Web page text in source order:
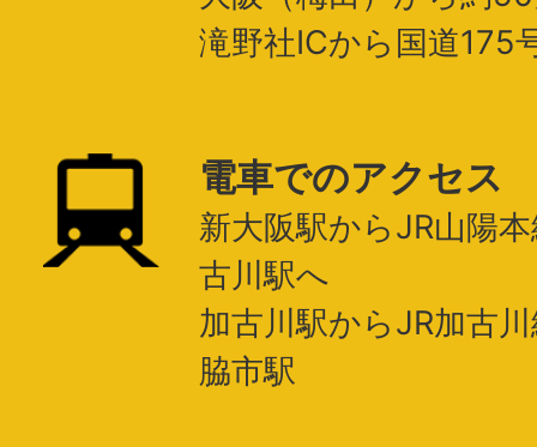
滝野社ICから国道175
電車でのアクセス
新大阪駅からJR山陽
古川駅へ
加古川駅からJR加古
脇市駅